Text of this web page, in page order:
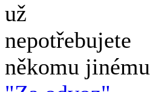
už
nepotřebujete
někomu jinému